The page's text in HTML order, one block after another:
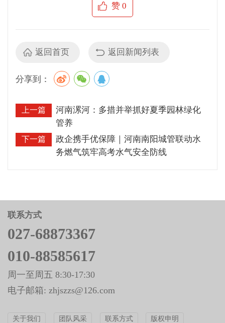
赞0
返回首页 返回新闻列表
分享到：
上一篇
河南漯河：多措并举抓好夏季园林绿化
管养
下一篇
政企携手优保障｜河南南阳城管联动水
务燃气筑牢高考水气安全防线
联系方式
027-68873367
010-88585617
周一至周五 8:30-17:30
电子邮箱: zhjszzs@126.com
关于我们 团队风采 联系方式 版权申明